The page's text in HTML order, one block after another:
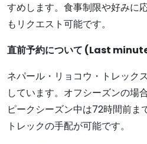
すめします。食事制限や好みに
もリクエスト可能です。
直前予約について (Last
ネパール・リョコウ・トレック
しています。オフシーズンの場
ピークシーズン中は72時間前ま
トレックの手配が可能です。